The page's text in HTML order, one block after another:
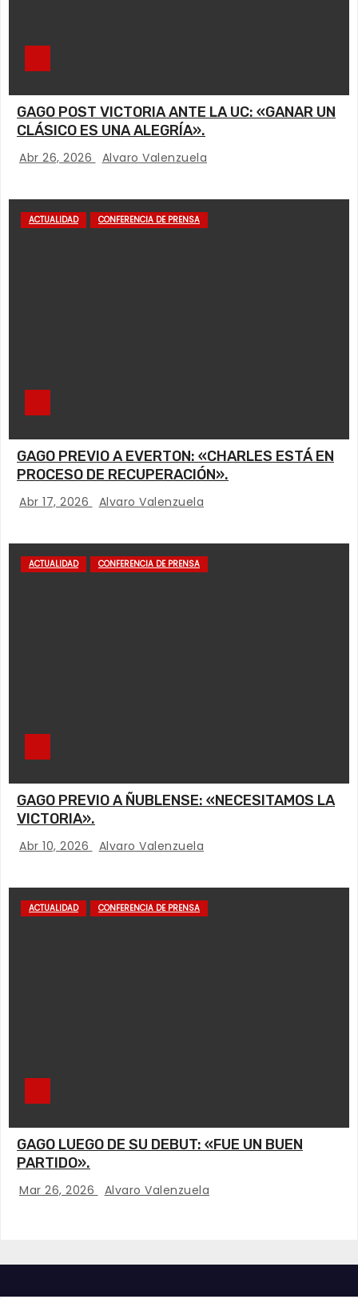
GAGO POST VICTORIA ANTE LA UC: «GANAR UN
CLÁSICO ES UNA ALEGRÍA».
Abr 26, 2026 Alvaro Valenzuela
ACTUALIDAD CONFERENCIA DE PRENSA
GAGO PREVIO A EVERTON: «CHARLES ESTÁ EN
PROCESO DE RECUPERACIÓN».
Abr 17, 2026 Alvaro Valenzuela
ACTUALIDAD CONFERENCIA DE PRENSA
GAGO PREVIO A ÑUBLENSE: «NECESITAMOS LA
VICTORIA».
Abr 10, 2026 Alvaro Valenzuela
ACTUALIDAD CONFERENCIA DE PRENSA
GAGO LUEGO DE SU DEBUT: «FUE UN BUEN
PARTIDO».
Mar 26, 2026 Alvaro Valenzuela